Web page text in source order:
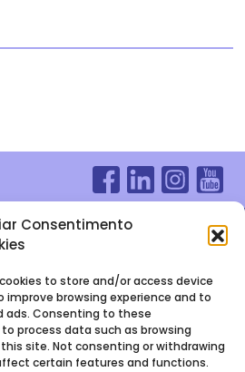
Consentimento
to store and/or access device
browsing experience and to
ads. Consenting to these
process data such as browsing
site. Not consenting or withdrawing
certain features and functions.